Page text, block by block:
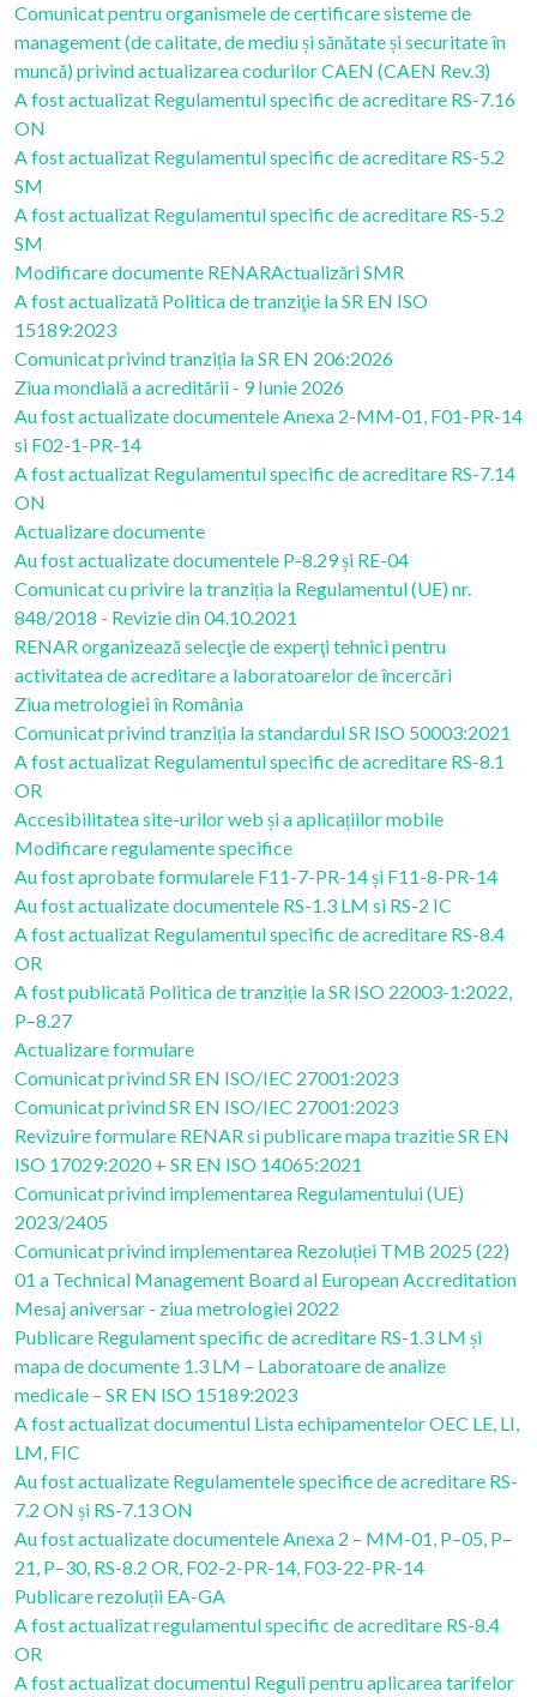
Comunicat pentru organismele de certificare sisteme de
management (de calitate, de mediu și sănătate și securitate în
muncă) privind actualizarea codurilor CAEN (CAEN Rev.3)
A fost actualizat Regulamentul specific de acreditare RS-7.16
ON
A fost actualizat Regulamentul specific de acreditare RS-5.2
SM
A fost actualizat Regulamentul specific de acreditare RS-5.2
SM
Modificare documente RENARActualizări SMR
A fost actualizată Politica de tranziţie la SR EN ISO
15189:2023
Comunicat privind tranziția la SR EN 206:2026
Ziua mondială a acreditării - 9 Iunie 2026
Au fost actualizate documentele Anexa 2-MM-01, F01-PR-14
si F02-1-PR-14
A fost actualizat Regulamentul specific de acreditare RS-7.14
ON
Actualizare documente
Au fost actualizate documentele P-8.29 și RE-04
Comunicat cu privire la tranziția la Regulamentul (UE) nr.
848/2018 - Revizie din 04.10.2021
RENAR organizează selecţie de experţi tehnici pentru
activitatea de acreditare a laboratoarelor de încercări
Ziua metrologiei în România
Comunicat privind tranziția la standardul SR ISO 50003:2021
A fost actualizat Regulamentul specific de acreditare RS-8.1
OR
Accesibilitatea site-urilor web și a aplicațiilor mobile
Modificare regulamente specifice
Au fost aprobate formularele F11-7-PR-14 și F11-8-PR-14
Au fost actualizate documentele RS-1.3 LM si RS-2 IC
A fost actualizat Regulamentul specific de acreditare RS-8.4
OR
A fost publicată Politica de tranziție la SR ISO 22003-1:2022,
P–8.27
Actualizare formulare
Comunicat privind SR EN ISO/IEC 27001:2023
Comunicat privind SR EN ISO/IEC 27001:2023
Revizuire formulare RENAR si publicare mapa trazitie SR EN
ISO 17029:2020 + SR EN ISO 14065:2021
Comunicat privind implementarea Regulamentului (UE)
2023/2405
Comunicat privind implementarea Rezoluției TMB 2025 (22)
01 a Technical Management Board al European Accreditation
Mesaj aniversar - ziua metrologiei 2022
Publicare Regulament specific de acreditare RS-1.3 LM și
mapa de documente 1.3 LM – Laboratoare de analize
medicale – SR EN ISO 15189:2023
A fost actualizat documentul Lista echipamentelor OEC LE, LI,
LM, FIC
Au fost actualizate Regulamentele specifice de acreditare RS-
7.2 ON și RS-7.13 ON
Au fost actualizate documentele Anexa 2 – MM-01, P–05, P–
21, P–30, RS-8.2 OR, F02-2-PR-14, F03-22-PR-14
Publicare rezoluții EA-GA
A fost actualizat regulamentul specific de acreditare RS-8.4
OR
A fost actualizat documentul Reguli pentru aplicarea tarifelor